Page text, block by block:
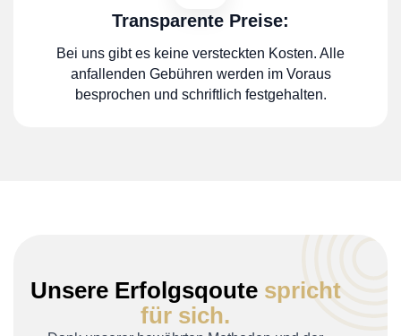
Transparente Preise:
Bei uns gibt es keine versteckten Kosten. Alle
anfallenden Gebühren werden im Voraus
besprochen und schriftlich festgehalten.
Unsere Erfolgsqoutespricht
für sich.